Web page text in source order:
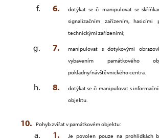
dotýkat se či manipulovat se
signalizačním zařízením,
technickými zařízeními;
manipulovat s dotykovými
vybavením památkového
pokladny/návštěvnického centra.
dotýkat se či manipulovat s
objektu.
Pohyb zvířat v památkovém objektu:
Je povolen pouze na prohlídkách